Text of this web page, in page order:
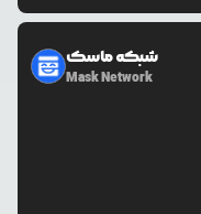
شبکه ماسک
Mask Network